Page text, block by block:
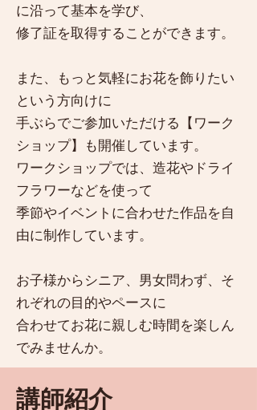
に沿って基本を学び、
修了証を取得することができます。
また、もっと気軽にお花を飾りたい
という方向けに
手ぶらでご参加いただける【ワーク
ショップ】も開催しています。
ワークショップでは、造花やドライ
フラワーなどを使って
季節やイベントに合わせた作品を自
由に制作しています。
お子様からシニア、男女問わず、そ
れぞれの目的やペースに
合わせてお花に親しむ時間を楽しん
でみませんか。
講師紹介